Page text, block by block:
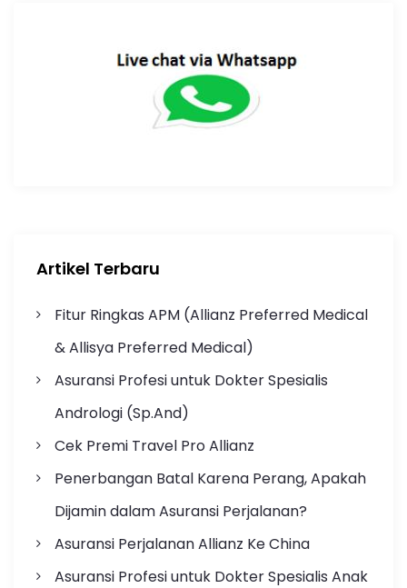
Artikel Terbaru
Fitur Ringkas APM (Allianz Preferred Medical
& Allisya Preferred Medical)
Asuransi Profesi untuk Dokter Spesialis
Andrologi (Sp.And)
Cek Premi Travel Pro Allianz
Penerbangan Batal Karena Perang, Apakah
Dijamin dalam Asuransi Perjalanan?
Asuransi Perjalanan Allianz Ke China
Asuransi Profesi untuk Dokter Spesialis Anak